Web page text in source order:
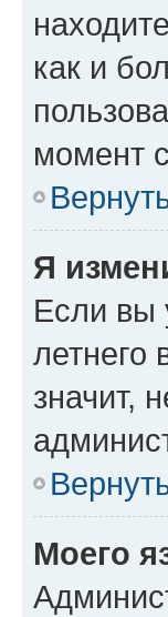
как и
момент
Я
Если вы
летнего
значит,
Моего